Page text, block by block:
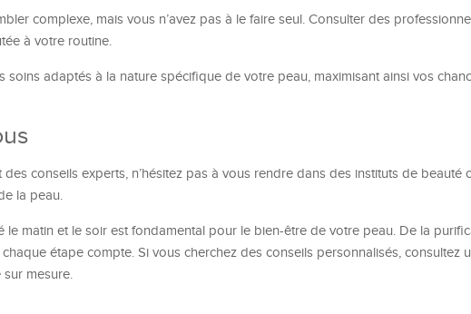
complexe, mais vous n’avez pas à le faire seul. Consulter des
à votre routine.
soins adaptés à la nature spécifique de votre peau, maximisant ainsi vos
conseils experts, n’hésitez pas à vous rendre dans des instituts de beauté
la peau.
le matin et le soir est fondamental pour le bien-être de votre peau. De la
étape compte. Si vous cherchez des conseils personnalisés, consultez
mesure.